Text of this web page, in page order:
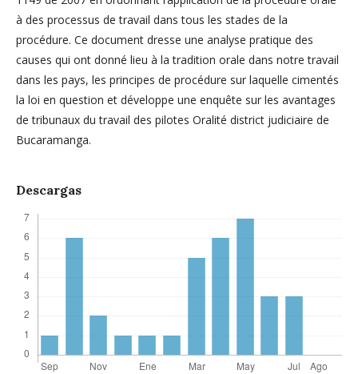
à des processus de travail dans tous les stades de la
procédure. Ce document dresse une analyse pratique des
causes qui ont donné lieu à la tradition orale dans notre travail
dans les pays, les principes de procédure sur laquelle cimentés
la loi en question et développe une enquête sur les avantages
de tribunaux du travail des pilotes Oralité district judiciaire de
Bucaramanga.
Descargas